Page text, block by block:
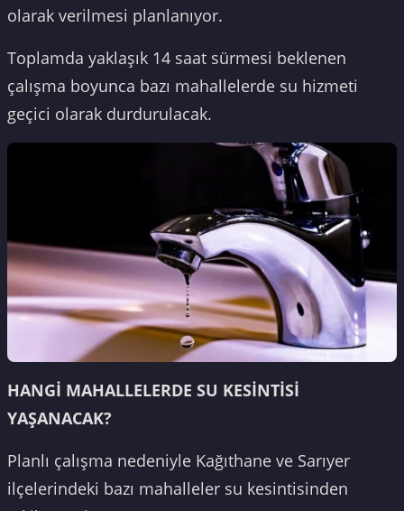
olarak verilmesi planlanıyor.
Toplamda yaklaşık 14 saat sürmesi beklenen
çalışma boyunca bazı mahallelerde su hizmeti
geçici olarak durdurulacak.
HANGİ MAHALLELERDE SU KESİNTİSİ
YAŞANACAK?
Planlı çalışma nedeniyle Kağıthane ve Sarıyer
ilçelerindeki bazı mahalleler su kesintisinden